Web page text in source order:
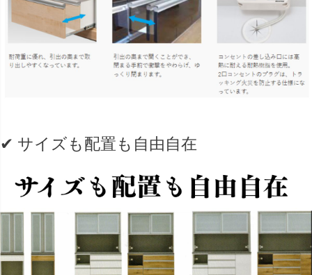
✔ サイズも配置も自由自在